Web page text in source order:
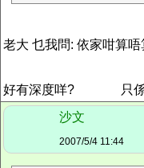
老大 乜我問: 依家咁算
好有深度咩?
只
沙文
2007/5/4 11:44